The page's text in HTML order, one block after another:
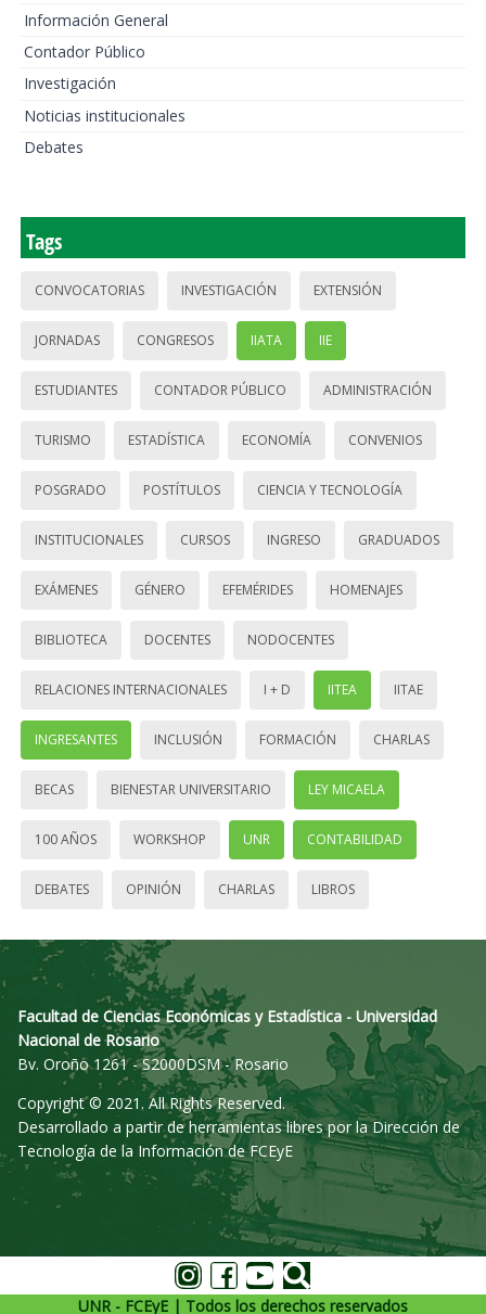
Información General
Contador Público
Investigación
Noticias institucionales
Debates
Tags
CONVOCATORIAS INVESTIGACIÓN EXTENSIÓN
JORNADAS CONGRESOS IIATA IIE
ESTUDIANTES CONTADOR PÚBLICO ADMINISTRACIÓN
TURISMO ESTADÍSTICA ECONOMÍA CONVENIOS
POSGRADO POSTÍTULOS CIENCIA Y TECNOLOGÍA
INSTITUCIONALES CURSOS INGRESO GRADUADOS
EXÁMENES GÉNERO EFEMÉRIDES HOMENAJES
BIBLIOTECA DOCENTES NODOCENTES
RELACIONES INTERNACIONALES I + D IITEA IITAE
INGRESANTES INCLUSIÓN FORMACIÓN CHARLAS
BECAS BIENESTAR UNIVERSITARIO LEY MICAELA
100 AÑOS WORKSHOP UNR CONTABILIDAD
DEBATES OPINIÓN CHARLAS LIBROS
Facultad de Ciencias Económicas y Estadística - Universidad
Nacional de Rosario
Bv. Oroño 1261 - S2000DSM - Rosario
Copyright © 2021. All Rights Reserved.
Desarrollado a partir de herramientas libres por la Dirección de
Tecnología de la Información de FCEyE
UNR - FCEyE | Todos los derechos reservados